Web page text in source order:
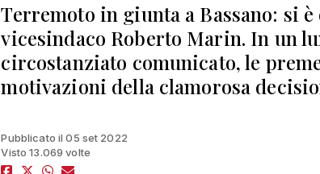
Terremoto in giunta a Bassano: si
vicesindaco Roberto Marin. In un
circostanziato comunicato, le
motivazioni della clamorosa
Pubblicato il 05 set 2022
Visto 13.069 volte